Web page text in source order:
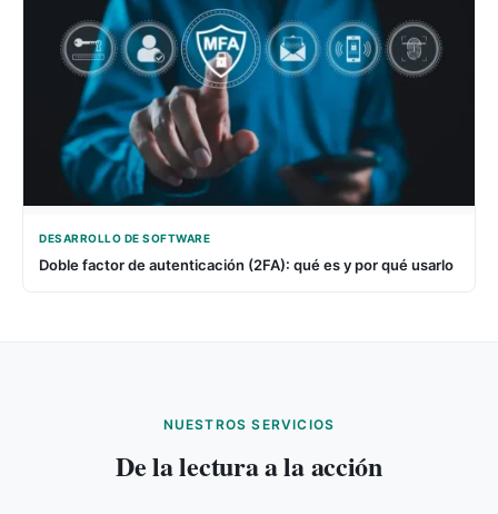
DESARROLLO DE SOFTWARE
Doble factor de autenticación (2FA): qué es y por qué usarlo
NUESTROS SERVICIOS
De la lectura a la acción